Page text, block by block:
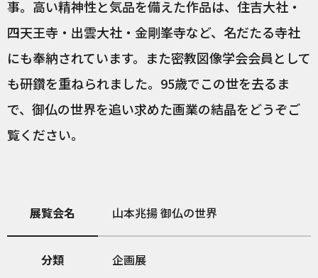
事。高い精神性と気品を備えた作品は、住吉大社・
四天王寺・出雲大社・金剛峯寺など、名だたる寺社
にも奉納されています。また密教図像学会会員として
も研鑽を重ねられました。95歳でこの世を去るま
で、御仏の世界を追い求めた画業の結晶をどうぞご
覧ください。
展覧会名 山本兆揚 御仏の世界
分類 企画展